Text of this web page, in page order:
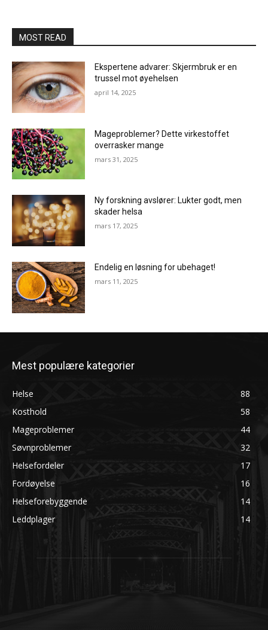
MOST READ
Ekspertene advarer: Skjermbruk er en
trussel mot øyehelsen
april 14, 2025
Mageproblemer? Dette virkestoffet
overrasker mange
mars 31, 2025
Ny forskning avslører: Lukter godt, men
skader helsa
mars 17, 2025
Endelig en løsning for ubehaget!
mars 11, 2025
Mest populære kategorier
Helse
88
Kosthold
58
Mageproblemer
44
Søvnproblemer
32
Helsefordeler
17
Fordøyelse
16
Helseforebyggende
14
Leddplager
14